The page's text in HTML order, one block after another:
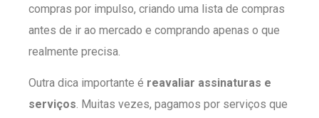
compras por impulso, criando uma lista de compras
antes de ir ao mercado e comprando apenas o que
realmente precisa.
Outra dica importante é reavaliar assinaturas e
serviços. Muitas vezes, pagamos por serviços que